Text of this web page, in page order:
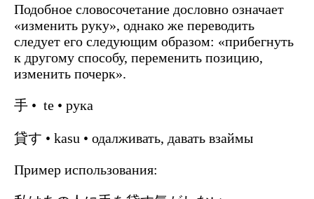
Подобное словосочетание дословно означает
«изменить руку», однако же переводить
следует его следующим образом: «прибегнуть
к другому способу, переменить позицию,
изменить почерк».
手 • te • рука
貸す • kasu • одалживать, давать взаймы
Пример использования: